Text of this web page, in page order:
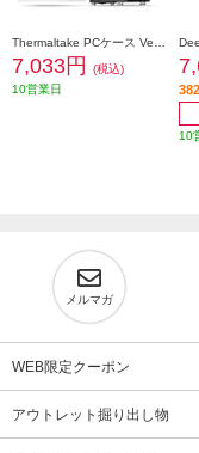
Thermaltake PCケース Versa H26 Black /w casefan CA-1J5-00M1WN-01
7,033円
(税込)
10営業日
10
メルマガ
WEB限定クーポン
アウトレット掘り出し物